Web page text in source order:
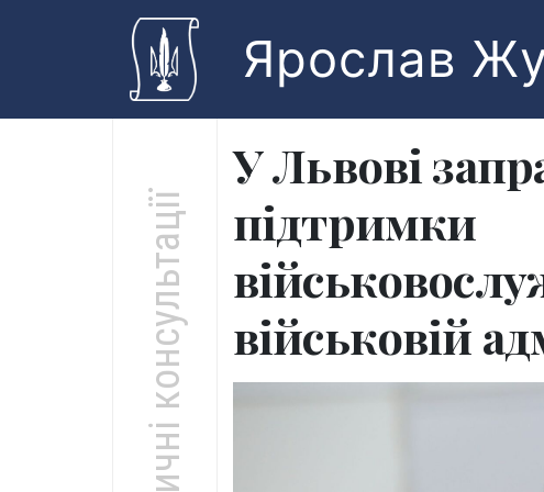
Skip to main content
Ярослав
Юридичні консультації
У Львові
підтримки
військовій